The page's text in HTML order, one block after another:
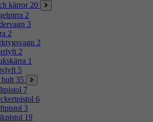
kärror 20
2
3
2
2
2
1
5
bult 35
7
6
3
19